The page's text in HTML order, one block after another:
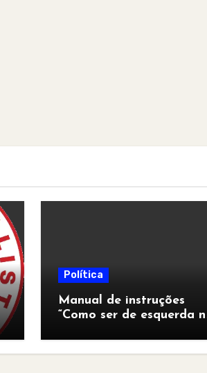
Política
Manual de instruções
“Como ser de esquerda no